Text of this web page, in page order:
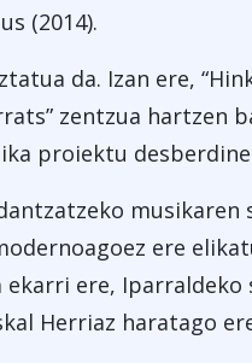
(2014).
da. Izan ere,
zentzua hartzen
proiektu
ere
ere,
Herriaz haratago